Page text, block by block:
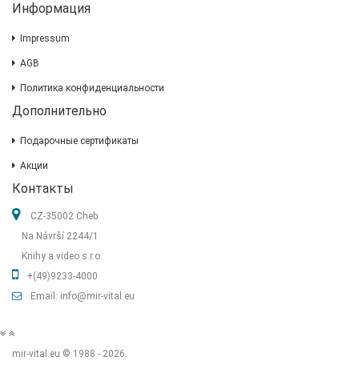
Информация
Impressum
AGB
Политика конфиденциальности
Дополнительно
Подарочные сертификаты
Акции
Контакты
CZ-35002 Cheb
Na Návrší 2244/1
Knihy a video s.r.o.
+(49)9233-4000
Email: info@mir-vital.eu
mir-vital.eu © 1988 - 2026.